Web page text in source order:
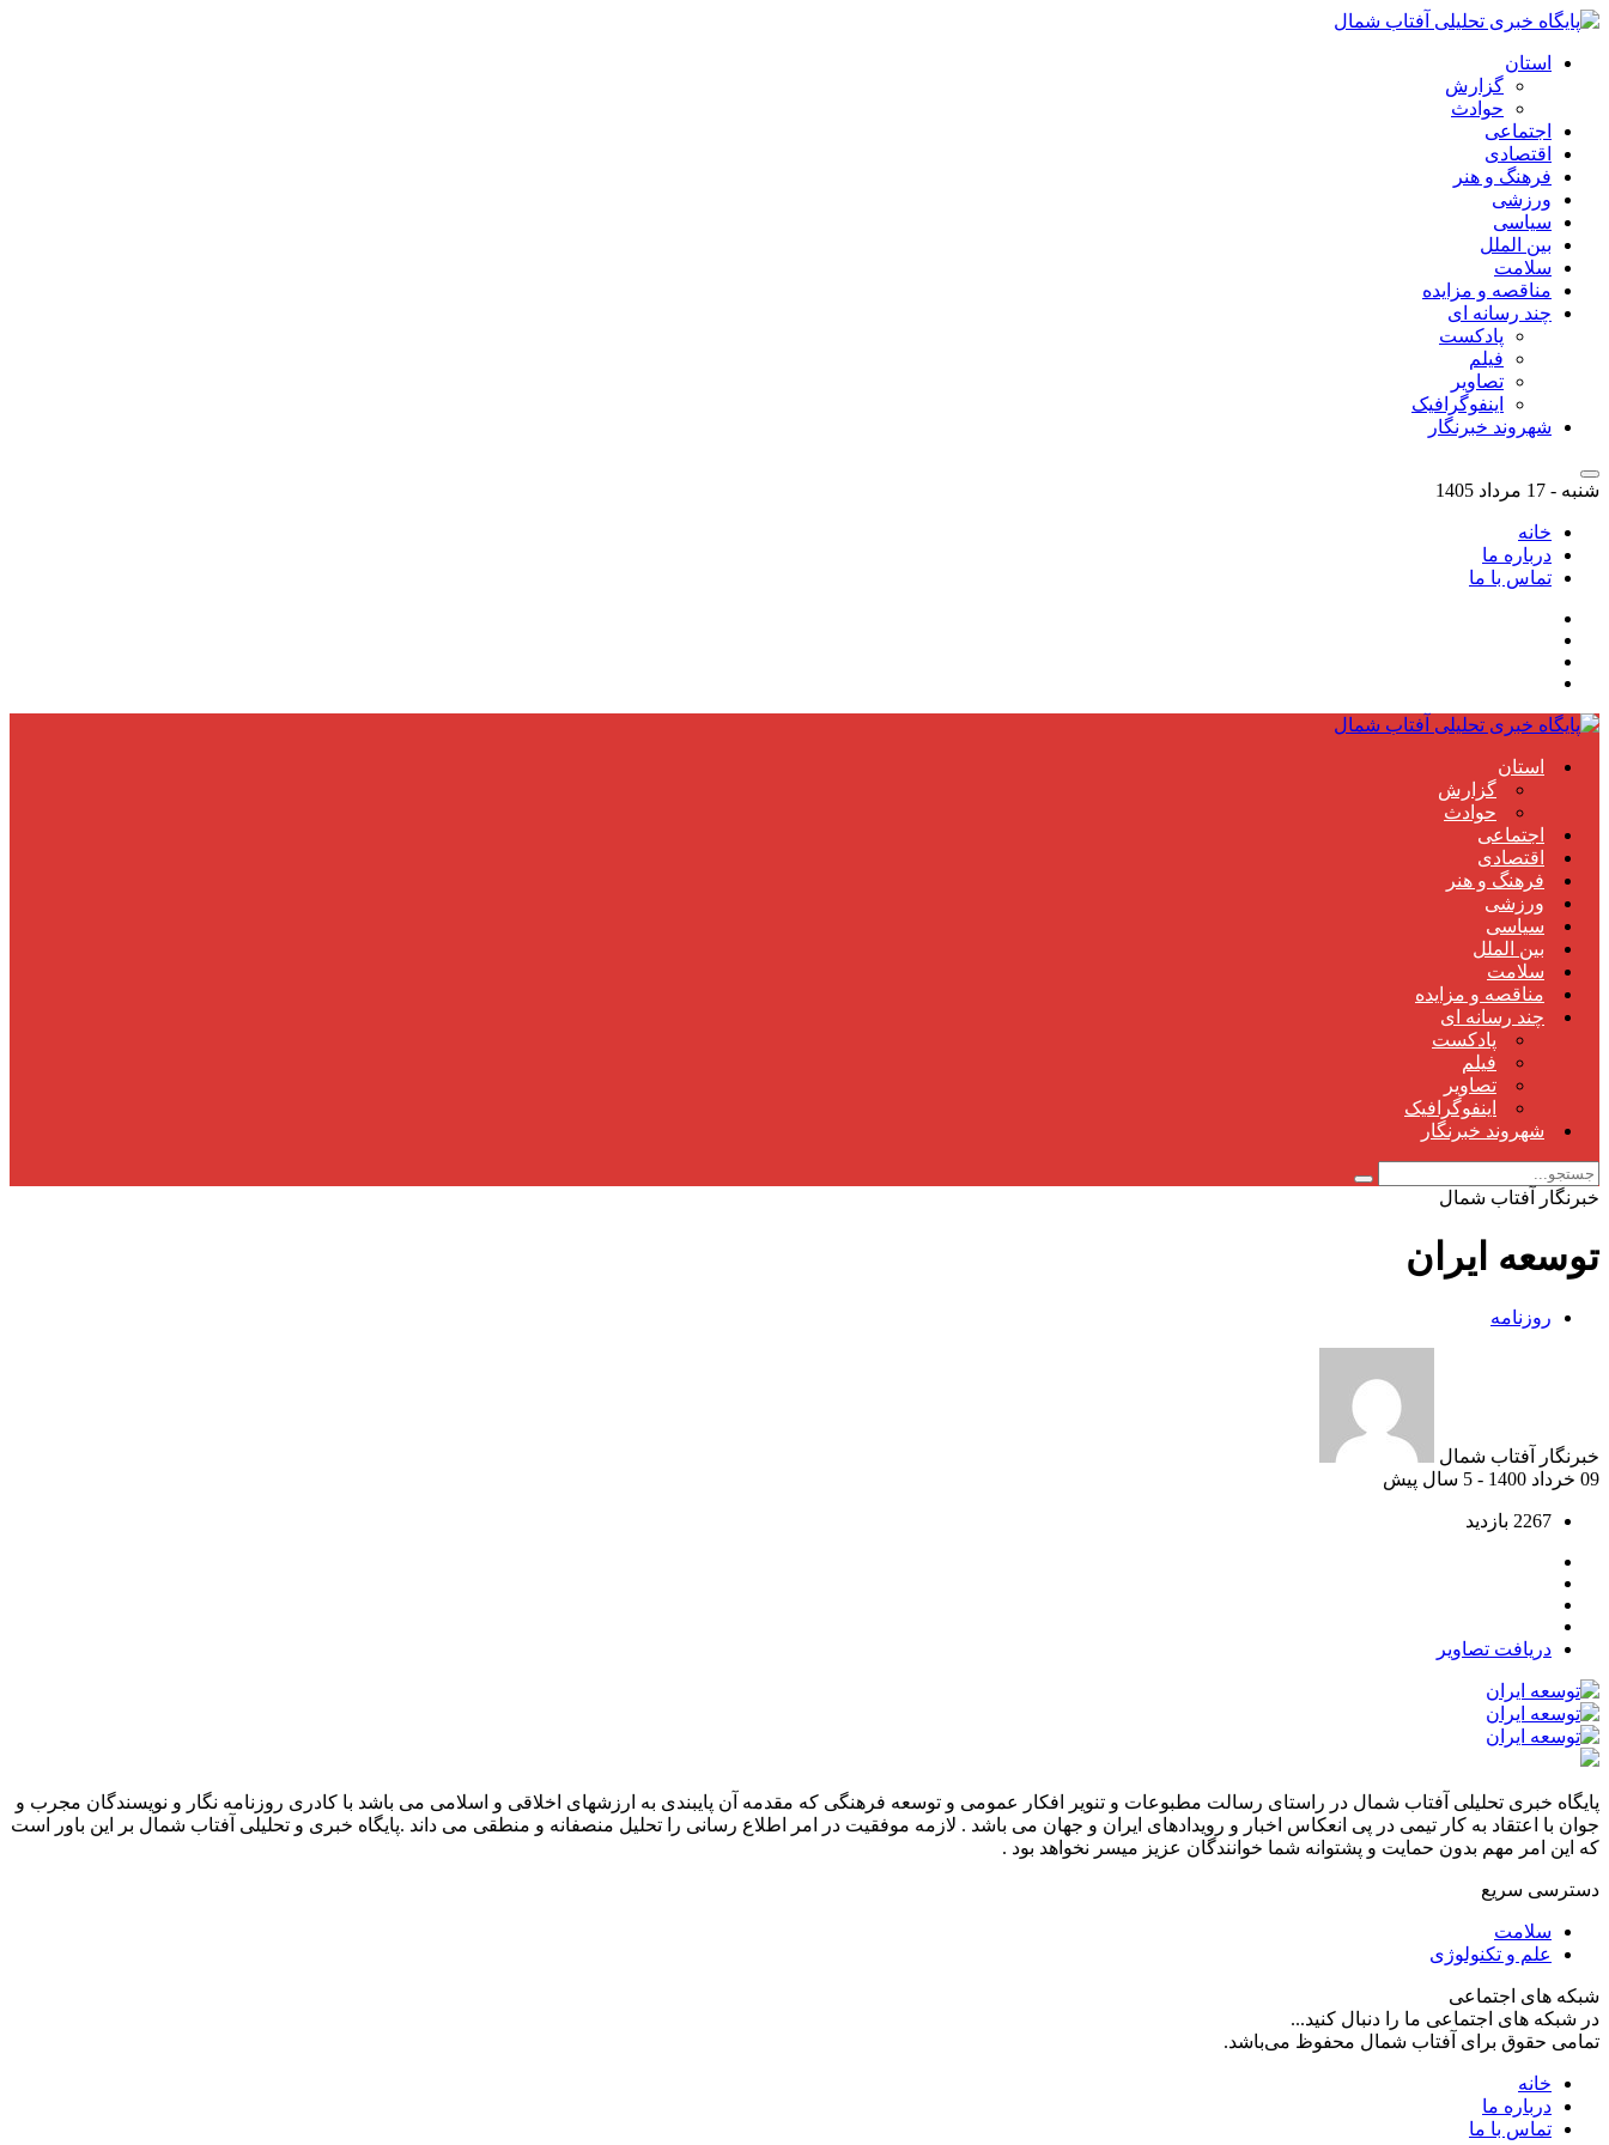
استان
گزارش
حوادث
اجتماعی
اقتصادی
فرهنگ و هنر
ورزشی
سیاسی
بین الملل
سلامت
مناقصه و مزایده
چند رسانه ای
پادکست
فیلم
تصاویر
اینفوگرافیک
شهروند خبرنگار
شنبه - 17 مرداد 1405
خانه
درباره ما
تماس با ما
استان
گزارش
حوادث
اجتماعی
اقتصادی
فرهنگ و هنر
ورزشی
سیاسی
بین الملل
سلامت
مناقصه و مزایده
چند رسانه ای
پادکست
فیلم
تصاویر
اینفوگرافیک
شهروند خبرنگار
خبرنگار آفتاب شمال
توسعه ایران
روزنامه
خبرنگار آفتاب شمال
09 خرداد 1400 - 5 سال پیش
2267 بازدید
دریافت تصاویر
پایگاه خبری تحلیلی آفتاب شمال در راستای رسالت مطبوعات و تنویر افکار عمومی و توسعه فرهنگی که مقدمه آن پایبندی به ارزشهای اخلاقی و اسلامی می باشد با کادری روزنامه نگار و نویسندگان مجرب و
جوان با اعتقاد به کار تیمی در پی انعکاس اخبار و رویدادهای ایران و جهان می باشد . لازمه موفقیت در امر اطلاع رسانی را تحلیل منصفانه و منطقی می داند .پایگاه خبری و تحلیلی آفتاب شمال بر این باور است
که این امر مهم بدون حمایت و پشتوانه شما خوانندگان عزیز میسر نخواهد بود .
دسترسی سریع
سلامت
علم و تکنولوژی
شبکه های اجتماعی
در شبکه های اجتماعی ما را دنبال کنید...
تمامی حقوق برای آفتاب شمال محفوظ می‌باشد.
خانه
درباره ما
تماس با ما